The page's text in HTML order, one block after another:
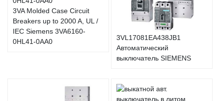
3VA Molded Case Circuit
Breakers up to 2000 A, UL /
IEC Siemens 3VA6160-
0HL41-0AA0
3VL17081EA438JB1
Автоматический
выключатель SIEMENS